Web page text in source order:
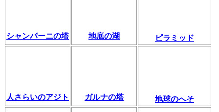
シャンパーニの塔 地底の湖 ピラミッド
人さらいのアジト ガルナの塔 地球のへそ